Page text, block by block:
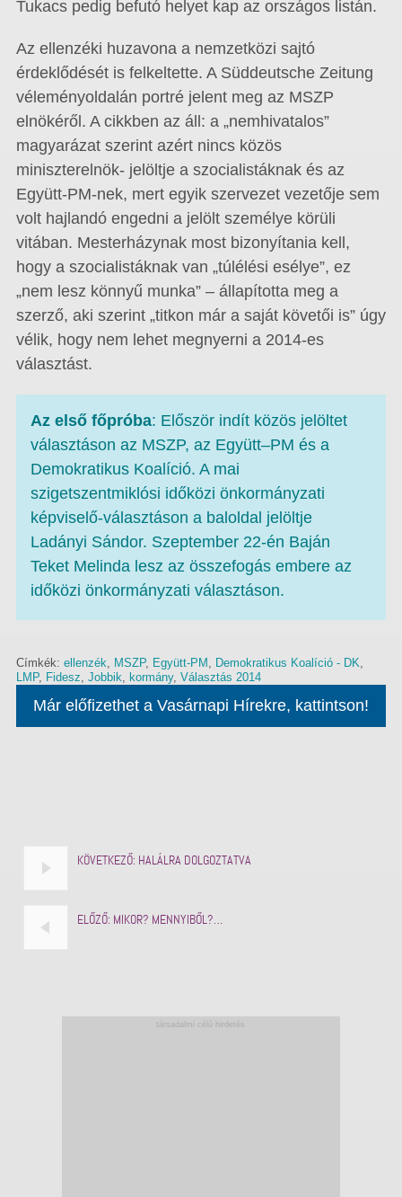
Tukacs pedig befutó helyet kap az országos listán.
Az ellenzéki huzavona a nemzetközi sajtó
érdeklődését is felkeltette. A Süddeutsche Zeitung
véleményoldalán portré jelent meg az MSZP
elnökéről. A cikkben az áll: a „nemhivatalos”
magyarázat szerint azért nincs közös
miniszterelnök- jelöltje a szocialistáknak és az
Együtt-PM-nek, mert egyik szervezet vezetője sem
volt hajlandó engedni a jelölt személye körüli
vitában. Mesterházynak most bizonyítania kell,
hogy a szocialistáknak van „túlélési esélye”, ez
„nem lesz könnyű munka” – állapította meg a
szerző, aki szerint „titkon már a saját követői is” úgy
vélik, hogy nem lehet megnyerni a 2014-es
választást.
Az első főpróba: Először indít közös jelöltet
választáson az MSZP, az Együtt–PM és a
Demokratikus Koalíció. A mai
szigetszentmiklósi időközi önkormányzati
képviselő-választáson a baloldal jelöltje
Ladányi Sándor. Szeptember 22-én Baján
Teket Melinda lesz az összefogás embere az
időközi önkormányzati választáson.
Címkék: ellenzék MSZP, Együtt-PM Demokratikus Koalíció - DK
LMP, Fidesz Jobbik kormány, Választás 2014
Már előfizethet a Vasárnapi Hírekre, kattintson!
KÖVETKEZŐ: HALÁLRA DOLGOZTATVA
ELŐZŐ: MIKOR? MENNYIBŐL?…
társadalmi célú hirdetés